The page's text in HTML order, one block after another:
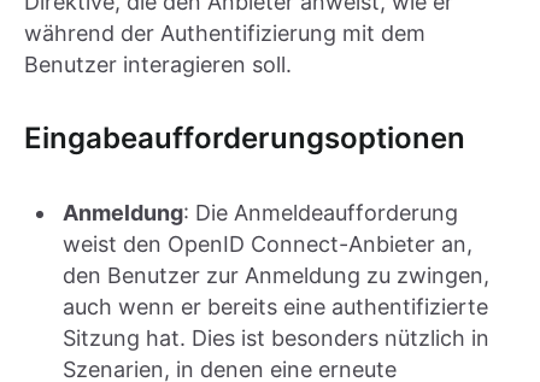
während der Authentifizierung mit dem
Benutzer interagieren soll.
Eingabeaufforderungsoptionen
Anmeldung: Die Anmeldeaufforderung
weist den OpenID Connect-Anbieter an,
den Benutzer zur Anmeldung zu zwingen,
auch wenn er bereits eine authentifizierte
Sitzung hat. Dies ist besonders nützlich in
Szenarien, in denen eine erneute